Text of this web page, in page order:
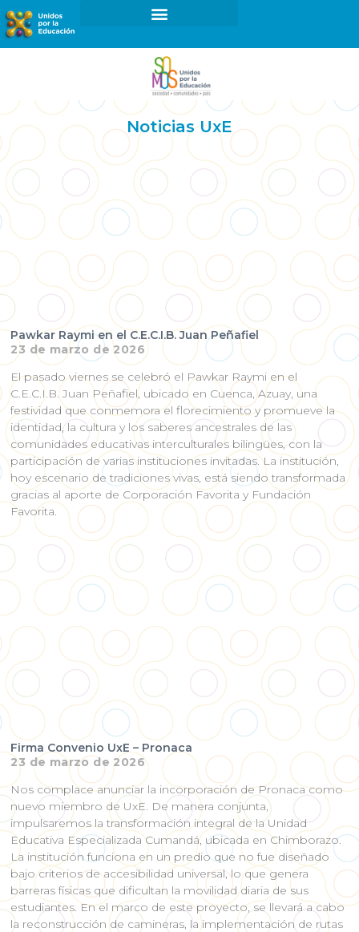
Noticias UxE
Pawkar Raymi en el C.E.C.I.B. Juan Peñafiel
23 de marzo de 2026
El pasado viernes se celebró el Pawkar Raymi en el
C.E.C.I.B. Juan Peñafiel, ubicado en Cuenca, Azuay, una
festividad que conmemora el florecimiento y promueve la
identidad, la cultura y los saberes ancestrales de las
comunidades educativas interculturales bilingües, con la
participación de varias instituciones invitadas. La institución,
hoy escenario de tradiciones vivas, está siendo transformada
gracias al aporte de Corporación Favorita y Fundación
Favorita.
Firma Convenio UxE – Pronaca
23 de marzo de 2026
Nos complace anunciar la incorporación de Pronaca como
nuevo miembro de UxE. De manera conjunta,
impulsaremos la transformación integral de la Unidad
Educativa Especializada Cumandá, ubicada en Chimborazo.
La institución funciona en un predio que no fue diseñado
bajo criterios de accesibilidad universal, lo que genera
barreras físicas que dificultan la movilidad diaria de sus
estudiantes. En el marco de este proyecto, se llevará a cabo
la reconstrucción de camineras, la implementación de rutas